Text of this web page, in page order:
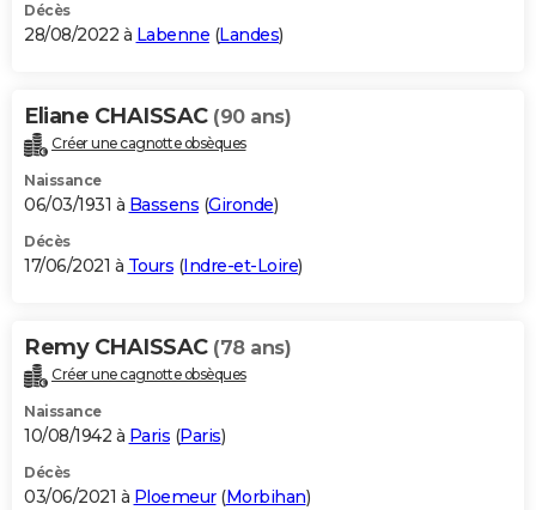
Décès
28/08/2022 à Labenne (Landes)
Eliane CHAISSAC (90 ans)
Créer une cagnotte obsèques
Naissance
06/03/1931 à Bassens (Gironde)
Décès
17/06/2021 à Tours (Indre-et-Loire)
Remy CHAISSAC (78 ans)
Créer une cagnotte obsèques
Naissance
10/08/1942 à Paris (Paris)
Décès
03/06/2021 à Ploemeur(Morbihan)